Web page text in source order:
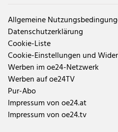
Allgemeine
Datenschutzerklärung
Cookie-Liste
Cookie-Einstellungen und
Werben im oe24-Netzwerk
Werben auf oe24TV
Pur-Abo
Impressum von oe24.at
Impressum von oe24.tv